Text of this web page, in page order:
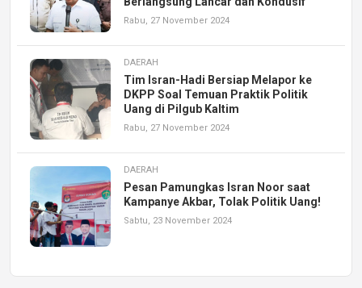
Rabu, 27 November 2024
DAERAH
Tim Isran-Hadi Bersiap Melapor ke
DKPP Soal Temuan Praktik Politik
Uang di Pilgub Kaltim
Rabu, 27 November 2024
DAERAH
Pesan Pamungkas Isran Noor saat
Kampanye Akbar, Tolak Politik Uang!
Sabtu, 23 November 2024